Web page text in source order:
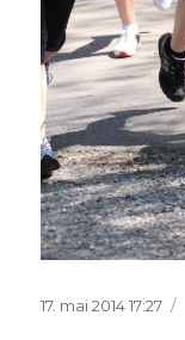
Postitatud
17. mai 2014 17:27